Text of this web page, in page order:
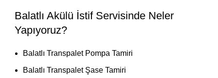
Balatlı Akülü İstif Servisinde Neler
Yapıyoruz?
Balatlı Transpalet Pompa Tamiri
Balatlı Transpalet Şase Tamiri